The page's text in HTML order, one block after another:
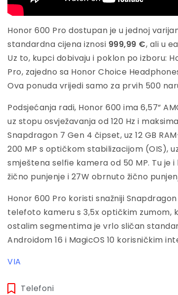
Honor 600 Pro dostupan je u jednoj
standardna cijena iznosi 999,99 €, ali u
Uz to, kupci dobivaju i poklon po izboru:
Pro, zajedno sa Honor Choice
Ova ponuda vrijedi samo za prvih 500
Podsjećanja radi, Honor 600 ima 6,57”
uz stopu osvježavanja od 120 Hz i
Snapdragon 7 Gen 4 čipset, uz 12 GB
200 MP s optičkom stabilizacijom (OIS),
smještena selfie kamera od 50 MP. Tu je
žično punjenje i 27W obrnuto žično
Honor 600 Pro koristi snažniji
telefoto kameru s 3,5x optičkim zumom,
ostalim segmentima je vrlo sličan
Androidom 16 i MagicOS 10 korisničkim
VIA
Telefoni